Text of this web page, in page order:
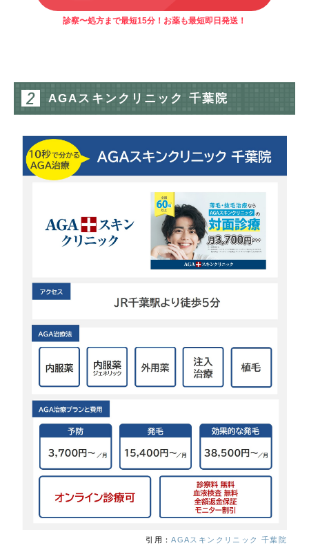
診察〜処方まで最短15分！お薬も最短即日発送！
AGAスキンクリニック 千葉院
引用：AGAスキンクリニック 千葉院